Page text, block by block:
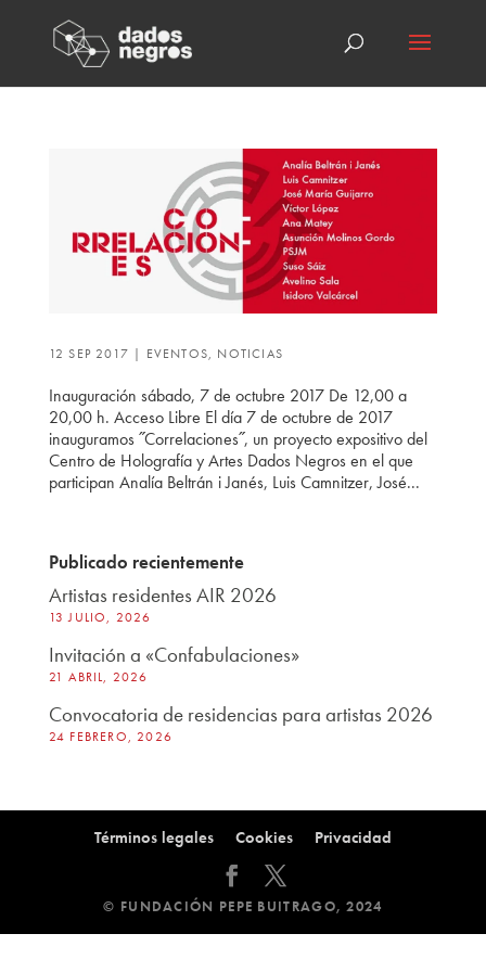
12 SEP 2017 | EVENTOS, NOTICIAS
Inauguración sábado, 7 de octubre 2017 De 12,00 a
20,00 h. Acceso Libre El día 7 de octubre de 2017
inauguramos ˝Correlaciones˝, un proyecto expositivo del
Centro de Holografía y Artes Dados Negros en el que
participan Analía Beltrán i Janés, Luis Camnitzer, José...
Publicado recientemente
Artistas residentes AIR 2026
13 JULIO, 2026
Invitación a «Confabulaciones»
21 ABRIL, 2026
Convocatoria de residencias para artistas 2026
24 FEBRERO, 2026
Términos legales Cookies Privacidad
© FUNDACIÓN PEPE BUITRAGO, 2024